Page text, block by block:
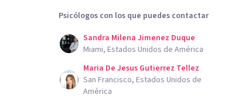
Psicólogos con los que puedes contactar
Sandra Milena Jimenez Duque
Miami, Estados Unidos de América
Maria De Jesus Gutierrez Tellez
San Francisco, Estados Unidos de
América